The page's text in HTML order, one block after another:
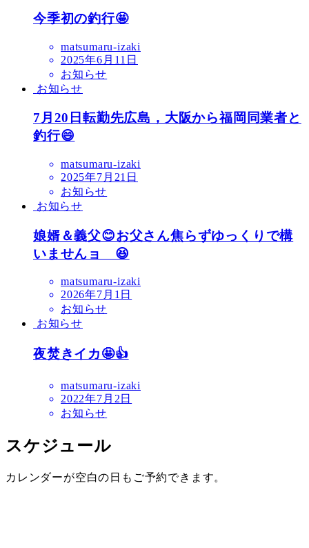
今季初の釣行🤩
matsumaru-izaki
2025年6月11日
お知らせ
お知らせ
7月20日転勤先広島，大阪から福岡同業者と
釣行😄
matsumaru-izaki
2025年7月21日
お知らせ
お知らせ
娘婿＆義父😊お父さん焦らずゆっくりで構
いませんョ 😆
matsumaru-izaki
2026年7月1日
お知らせ
お知らせ
夜焚きイカ🤩👍
matsumaru-izaki
2022年7月2日
お知らせ
スケジュール
カレンダーが空白の日もご予約できます。